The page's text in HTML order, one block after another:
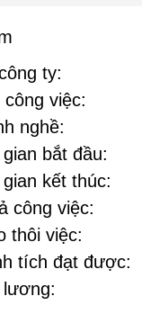
ty:
việc:
nghề:
bắt đầu:
kết thúc:
công việc:
thôi việc:
tích đạt được: